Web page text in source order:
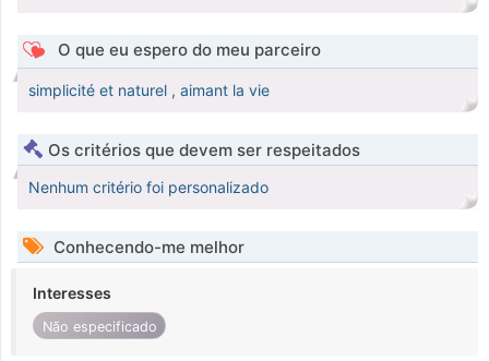
O que eu espero do meu parceiro
simplicité et naturel , aimant la vie
Os critérios que devem ser respeitados
Nenhum critério foi personalizado
Conhecendo-me melhor
Interesses
Não especificado